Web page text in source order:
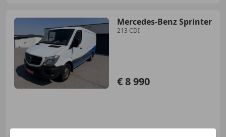
Mercedes-Benz Sprinter
213 CDI
€ 8 990